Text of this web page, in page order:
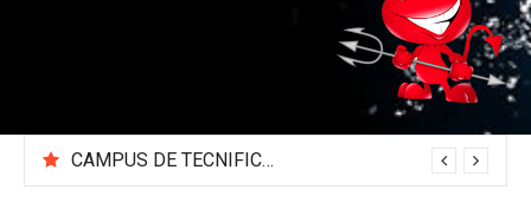
CAMPUS DE TECNIFICACIÓN 2026 «BEA SÁNCHEZ»